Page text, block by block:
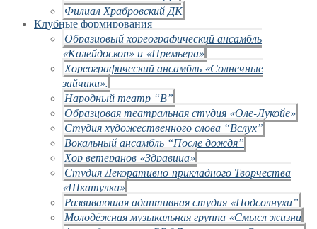
Филиал Храбровский ДК
Клубные формирования
Образцовый хореографический ансамбль
«Калейдоскоп» и «Премьера»
Хореографический ансамбль «Солнечные
зайчики».
Народный театр “В”
Образцовая театральная студия «Оле-Лукойе»
Студия художественного слова “Вслух”
Вокальный ансамбль “После дождя”
Хор ветеранов «Здравица»
Студия Декоративно-прикладного Творчества
«Шкатулка»
Развивающая адаптивная студия «Подсолнухи”
Молодёжная музыкальная группа «Смысл жизни